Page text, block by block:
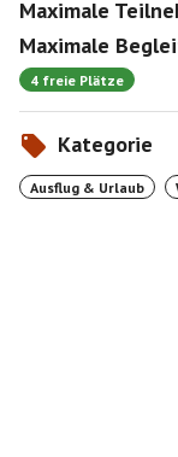
Maximale
Maximale
4 freie Plätze
Kategorie
Ausflug & Urlaub